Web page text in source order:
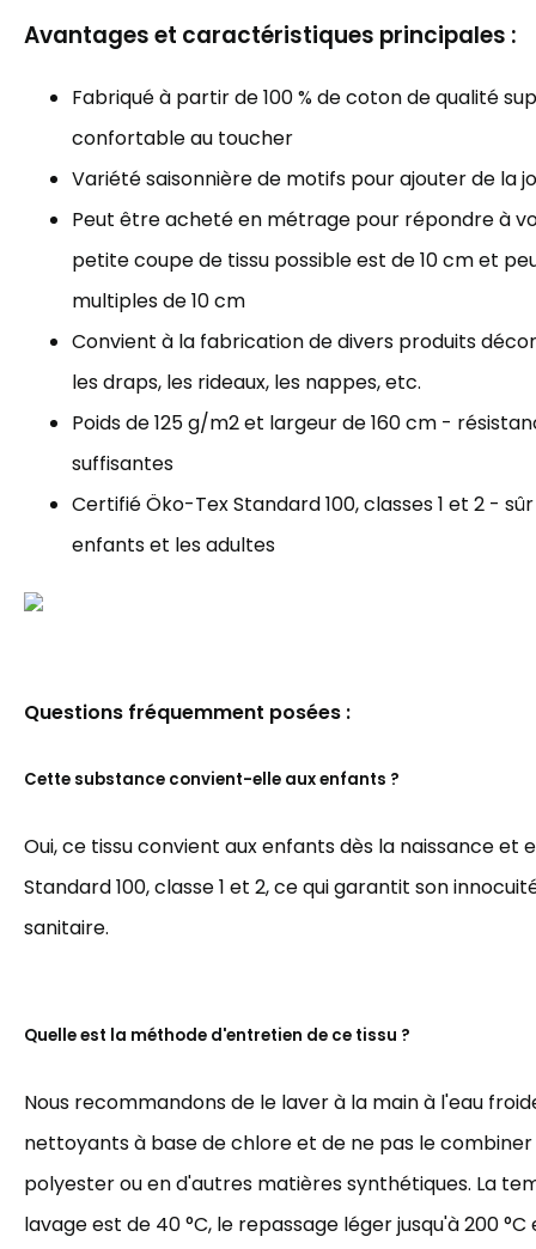
Avantages et caractéristiques principales :
Fabriqué à partir de 100 % de coton de qualité
confortable au toucher
Variété saisonnière de motifs pour ajouter de la
Peut être acheté en métrage pour répondre à
petite coupe de tissu possible est de 10 cm et
multiples de 10 cm
Convient à la fabrication de divers produits
les draps, les rideaux, les nappes, etc.
Poids de 125 g/m2 et largeur de 160 cm -
suffisantes
Certifié Öko-Tex Standard 100, classes 1 et 2 -
enfants et les adultes
Questions fréquemment posées :
Cette substance convient-elle aux enfants ?
Oui, ce tissu convient aux enfants dès la naissance et
Standard 100, classe 1 et 2, ce qui garantit son
sanitaire.
Quelle est la méthode d'entretien de ce tissu ?
Nous recommandons de le laver à la main à l'eau
nettoyants à base de chlore et de ne pas le
polyester ou en d'autres matières synthétiques. La
lavage est de 40 °C, le repassage léger jusqu'à 200